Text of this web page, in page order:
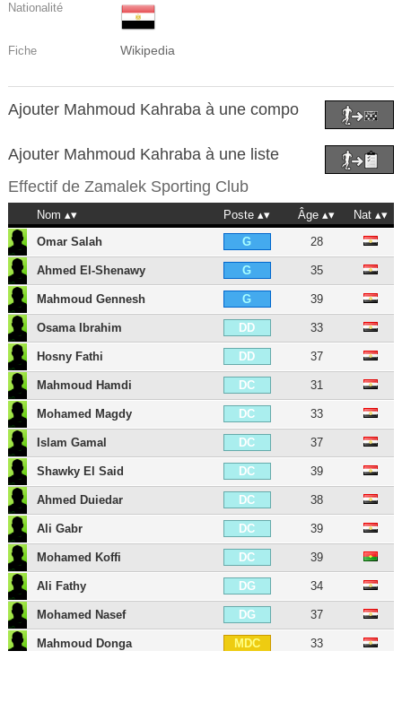
Nationalité
Fiche Wikipedia
Ajouter Mahmoud Kahraba à une compo
Ajouter Mahmoud Kahraba à une liste
Effectif de Zamalek Sporting Club
Nom Poste Âge
Nat
Omar Salah
G 28
Ahmed El-Shenawy G 35
Mahmoud Gennesh G 39
Osama Ibrahim DD 33
Hosny Fathi DD 37
Mahmoud Hamdi DC 31
Mohamed Magdy DC 33
Islam Gamal DC 37
Shawky El Said DC 39
Ahmed Duiedar DC 38
Ali Gabr DC 39
Mohamed Koffi DC 39
Ali Fathy DG 34
Mohamed Nasef DG 37
Mahmoud Donga MDC 33